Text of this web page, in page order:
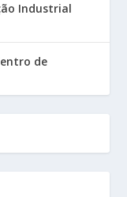
Industrial
de